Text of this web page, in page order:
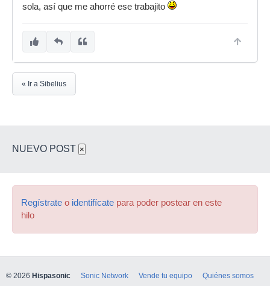
sola, así que me ahorré ese trabajito
« Ir a Sibelius
NUEVO POST ×
Regístrate o identifícate para poder postear en este
hilo
© 2026 Hispasonic Sonic Network Vende tu equipo
Quiénes somos